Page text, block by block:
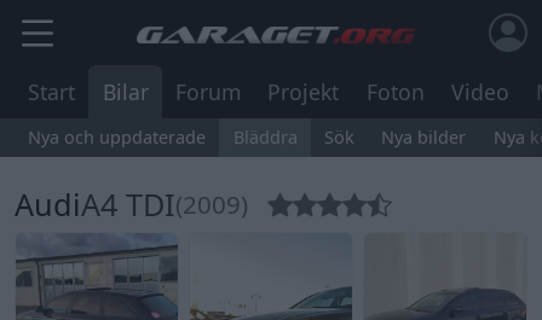
Start Bilar Forum Projekt Foton Video
Nya och uppdaterade Bläddra Sök Nya bilder Nya
AudiA4 TDI(2009)